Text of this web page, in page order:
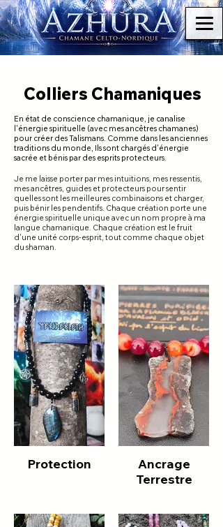
Colliers Chamaniques
​En état de conscience chamanique, je canalise
l'énergie spirituelle (avec mes ancêtres chamanes)
pour créer des Talismans. Comme dans les anciennes
traditions du monde, Ils sont chargés d'énergie
sacrée et bénis par des esprits protecteurs.
Je me laisse porter par mes intuitions, mes ressentis,
mes ancêtres, guides et protecteurs pour sentir
quelles sont les meilleures combinaisons et charger,
puis bénir les pendentifs. Chaque création porte une
énergie spirituelle unique avec un nom propre à ma
langue chamanique. Chaque création est le fruit
d'une unité corps-esprit, tout comme chaque objet
du shaman.​
Protection
Ancrage
Terrestre